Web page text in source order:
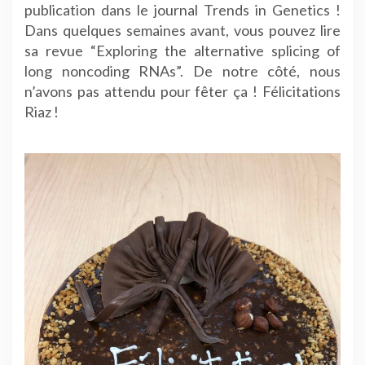
publication dans le journal Trends in Genetics !
Dans quelques semaines avant, vous pouvez lire
sa revue “Exploring the alternative splicing of
long noncoding RNAs”. De notre côté, nous
n’avons pas attendu pour fêter ça ! Félicitations
Riaz !